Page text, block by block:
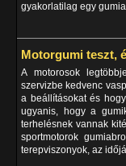
gyakorlatilag egy
Motorgumi teszt,
A motorosok
szervizbe kedvenc
a beállításokat és
ugyanis, hogy a
terhelésnek vannak
sportmotorok
terepviszonyok, az